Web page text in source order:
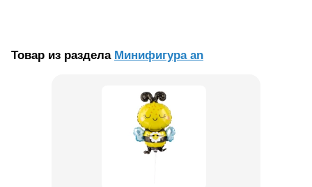
Товар из раздела Минифигура an